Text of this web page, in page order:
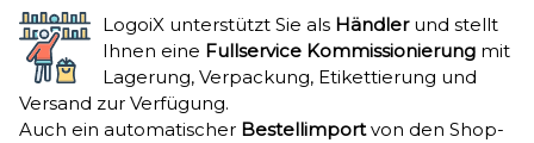
LogoiX unterstützt Sie als Händlerund stellt
Ihnen eine Fullservice Kommissionierung mit
Lagerung, Verpackung, Etikettierung und
Versand zur Verfügung.
Auch ein automatischer Bestellimportvon den Shop-